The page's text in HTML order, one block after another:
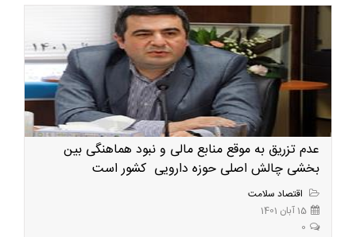
عدم تزریق به موقع منابع مالی و نبود هماهنگی بین
بخشی چالش اصلی حوزه دارویی کشور است
اقتصاد سلامت
15 آبان 1401
0